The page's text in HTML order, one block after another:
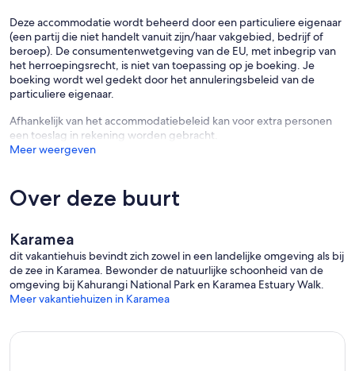
Deze accommodatie wordt beheerd door een particuliere eigenaar
(een partij die niet handelt vanuit zijn/haar vakgebied, bedrijf of
beroep). De consumentenwetgeving van de EU, met inbegrip van
het herroepingsrecht, is niet van toepassing op je boeking. Je
boeking wordt wel gedekt door het annuleringsbeleid van de
particuliere eigenaar.
Afhankelijk van het accommodatiebeleid kan voor extra personen
een toeslag in rekening worden gebracht.
Meer weergeven
Over deze buurt
Karamea
dit vakantiehuis bevindt zich zowel in een landelijke omgeving als bij
de zee in Karamea. Bewonder de natuurlijke schoonheid van de
omgeving bij Kahurangi National Park en Karamea Estuary Walk.
Meer vakantiehuizen in Karamea